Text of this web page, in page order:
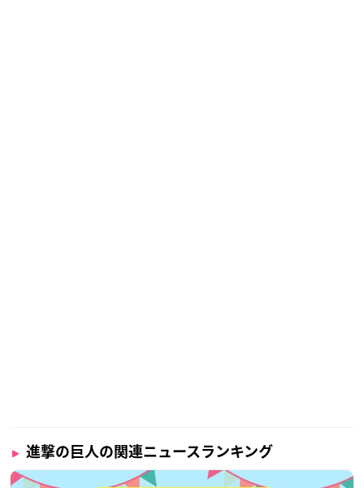
進撃の巨人の関連ニュースランキング